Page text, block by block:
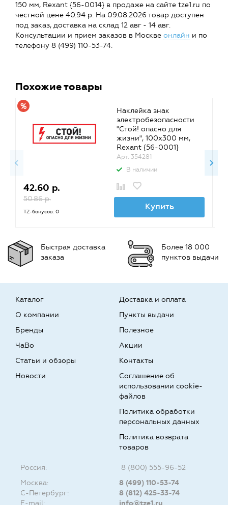
150 мм, Rexant {56-0014} в продаже на сайте tze1.ru по
честной цене 40.94 р. На 09.08.2026 товар доступен
под заказ, доставка на склад 12 авг - 14 авг.
Консультации и прием заказов в Москве онлайн и по
телефону 8 (499) 110-53-74.
Похожие товары
Наклейка знак
электробезопасности
"Стой! опасно для
жизни", 100х300 мм,
Rexant {56-0001}
Арт. 354281
В наличии
42.60 р.
50.86 р.
TZ-бонусов: 0
Купить
Быстрая доставка
заказа
Более 18 000
пунктов выдачи
Каталог
О компании
Бренды
Доставка и оплата
Пункты выдачи
Полезное
ЧаВо
Статьи и обзоры
Новости
Акции
Контакты
Соглашение об
использовании cookie-
файлов
Политика обработки
персональных данных
Политика возврата
товаров
Россия:
8 (800) 555-96-52
Москва:
8 (499) 110-53-74
С-Петербург:
8 (812) 425-33-74